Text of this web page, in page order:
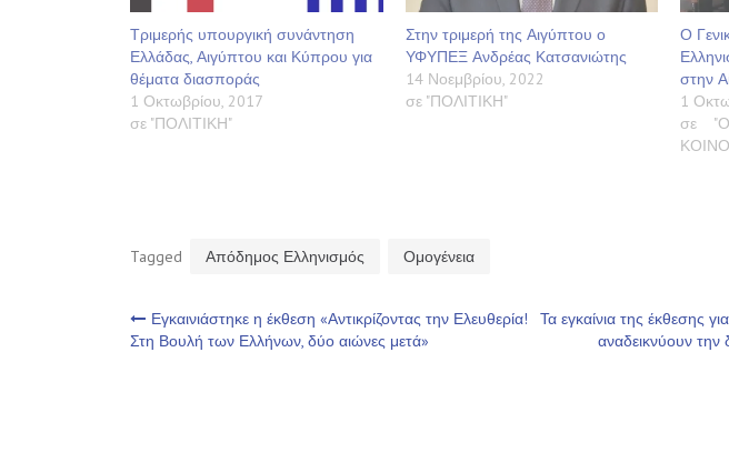
Τριμερής υπουργική συνάντηση
Ελλάδας, Αιγύπτου και Κύπρου για
θέματα διασποράς
1 Οκτωβρίου, 2017
σε "ΠΟΛΙΤΙΚΗ"
Στην τριμερή της Αιγύπτου ο
ΥΦΥΠΕΞ Ανδρέας Κατσανιώτης
14 Νοεμβρίου, 2022
σε "ΠΟΛΙΤΙΚΗ"
Ο
στην
1
σε
Tagged Απόδημος Ελληνισμός Ομογένεια
Πλοήγηση
Εγκαινιάστηκε η έκθεση «Αντικρίζοντας την Ελευθερία!
Στη Βουλή των Ελλήνων, δύο αιώνες μετά»
Τα εγκαίνια της έκθεσης
αναδεικνύουν την